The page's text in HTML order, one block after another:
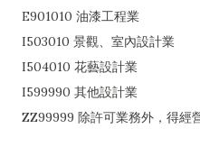
E901010 油漆工程業
I503010 景觀、室內設計業
I504010 花藝設計業
I599990 其他設計業
ZZ99999 除許可業務外，得經